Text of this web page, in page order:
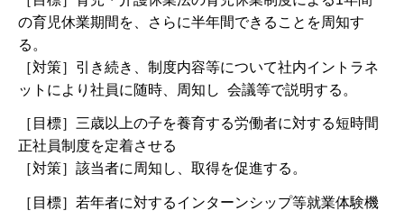
の育児休業期間を、さらに半年間できることを周知す
る。
［対策］引き続き、制度内容等について社内イントラネ
ットにより社員に随時、周知し 会議等で説明する。
［目標］三歳以上の子を養育する労働者に対する短時間
正社員制度を定着させる
［対策］該当者に周知し、取得を促進する。
［目標］若年者に対するインターンシップ等就業体験機